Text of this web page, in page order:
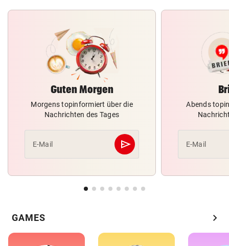
Guten Morgen
Morgens topinformiert über die
Nachrichten des Tages
E-Mail send
Abschicken
Abends
E-Mail
GAMES chevron_right